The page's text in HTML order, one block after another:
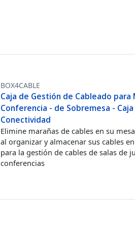
BOX4CABLE
Caja de Gestión de Cableado para
Conferencia - de Sobremesa -
Conectividad
Elimine marañas de cables en su
al organizar y almacenar sus cables
para la gestión de cables de salas de
conferencias